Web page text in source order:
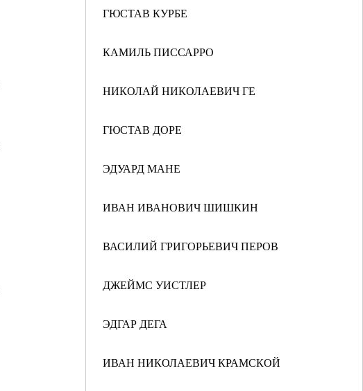
ГЮСТАВ КУРБЕ
КАМИЛЬ ПИССАРРО
НИКОЛАЙ НИКОЛАЕВИЧ ГЕ
ГЮСТАВ ДОРЕ
ЭДУАРД МАНЕ
ИВАН ИВАНОВИЧ ШИШКИН
ВАСИЛИЙ ГРИГОРЬЕВИЧ ПЕРОВ
ДЖЕЙМС УИСТЛЕР
ЭДГАР ДЕГА
ИВАН НИКОЛАЕВИЧ КРАМСКОЙ